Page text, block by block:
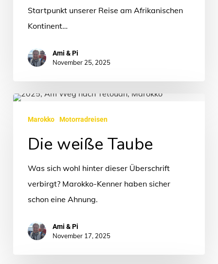
Startpunkt unserer Reise am Afrikanischen
Kontinent…
Ami & Pi
November 25, 2025
Die
weißeMarokko Motorradreisen
Die weiße Taube
Was sich wohl hinter dieser Überschrift
verbirgt? Marokko-Kenner haben sicher
schon eine Ahnung.
Ami & Pi
November 17, 2025